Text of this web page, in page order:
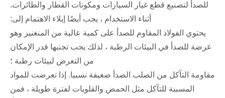
للصدأ لتصنيع قطع غيار السيارات ومكونات القطار والطائرات.
أثناء الاستخدام ، يجب أيضًا إيلاء الاهتمام إلى:
يحتوي الفولاذ المقاوم للصدأ على كمية عالية من المنغنيز وهو
عرضة للصدأ في البيئات الرطبة ، لذلك يجب تجنبها قدر الإمكان
من التعرض لبيئات رطبة ؛
مقاومة التآكل من الصلب الصدأ ضعيفة نسبيا. إذا تعرضت للمواد
المسببة للتآكل مثل الحمض والقلويات لفترة طويلة ، فمن